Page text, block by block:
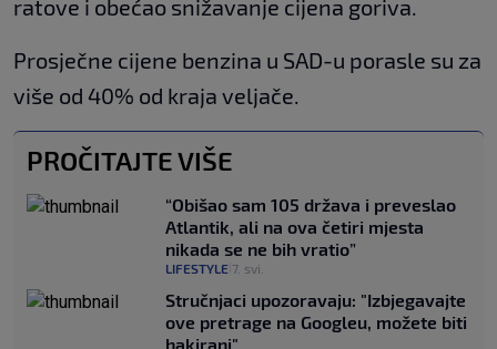
ratove i obećao snižavanje cijena goriva.
Prosječne cijene benzina u SAD-u porasle su za
više od 40% od kraja veljače.
PROČITAJTE VIŠE
“Obišao sam 105 država i preveslao
Atlantik, ali na ova četiri mjesta
nikada se ne bih vratio”
LIFESTYLE 7. svi.
Stručnjaci upozoravaju: "Izbjegavajte
ove pretrage na Googleu, možete biti
hakirani"